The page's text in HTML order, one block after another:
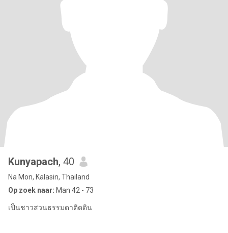
Kunyapach, 40
Na Mon, Kalasin, Thailand
Op zoek naar: Man 42 - 73
เป็นชาวสวนธรรมดาติดดิน